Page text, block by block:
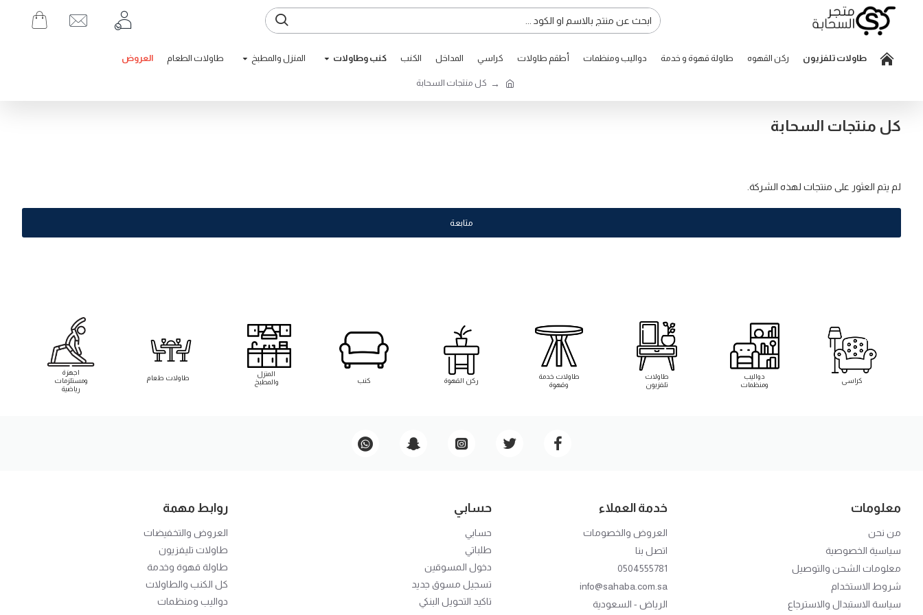
طاولات تلفزيون ركن القهوه طاولة قهوة و خدمة دواليب ومنظمات أطقم طاولات كراسي المداخل الكنب كنب وطاوﻻت المنزل والمطبخ طاولات الطعام العروض
كل منتجات السحابة
كل منتجات السحابة
لم يتم العثور على منتجات لهذه الشركة.
متابعة
كراسى
دواليب
ومنظمات
طاولات
تلفزيون
طاوﻻت خدمة
وقهوة
ركن القهوة كنب
المنزل
والمطبخ
طاوﻻت طعام
اجهزة
ومستلزمات
رياضية
معلومات
من نحن
سياسية الخصوصية
معلومات الشحن والتوصيل
شروط الاستخدام
سياسة الاستبدال والاسترجاع
خدمة العملاء
العروض والخصومات
اتصل بنا
0504555781
info@sahaba.com.sa
الرياض - السعودية
حسابي
حسابي
طلباتي
دخول المسوقين
تسجيل مسوق جديد
تاكيد التحويل البنكي
روابط مهمة
العروض والتخفيضات
طاوﻻت تليفزيون
طاولة قهوة وخدمة
كل الكنب والطاوﻻت
دواليب ومنظمات